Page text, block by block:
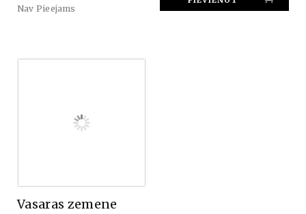
Nav Pieejams
Vasaras zemene